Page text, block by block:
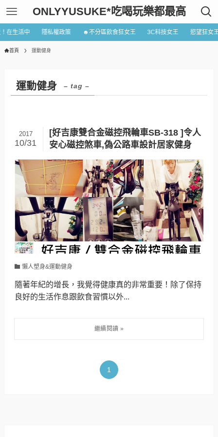
ONLYYUSUKE*吃喝玩樂都最高
在生活中 隱私權政策 ☻不分區飲食狂女王 3C科技女王 慾望狂女
首頁 運動健身
運動健身 – tag –
[好吉康雙合金磁控飛輪車SB-318 ]令人
安心磁控煞車,偽公路車設計居家健身
2017
10/31
懶人塑身&運動健身
隨著年紀的增長，我覺得健康真的非常重要！除了保持
良好的生活作息跟飲食習慣以外...
1